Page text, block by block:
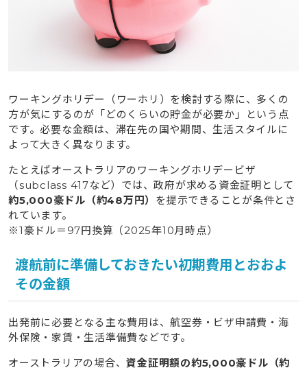
ワーキングホリデー（ワーホリ）を検討する際に、多くの
方が気にするのが「どのくらいの貯金が必要か」という点
です。必要な金額は、滞在先の国や期間、生活スタイルに
よって大きく異なります。
たとえばオーストラリアのワーキングホリデービザ
（subclass 417など）では、政府が求める資金証明として
約5,000豪ドル（約48万円） を提示できることが条件とさ
れています。
※1豪ドル＝97円換算（2025年10月時点）
渡航前に準備しておきたい初期費用とおおよ
その金額
出発前に必要となる主な費用は、航空券・ビザ申請費・海
外保険・家賃・生活準備費などです。
オーストラリアの場合、資金証明額の約5,000豪ドル（約